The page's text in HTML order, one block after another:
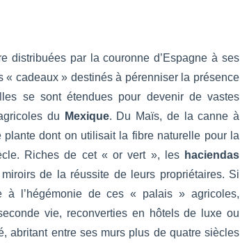
distribuées par la couronne d’Espagne à ses
cadeaux » destinés à pérenniser la présence
se sont étendues pour devenir de vastes
du
Mexique. Du Maïs, de la canne à
dont on utilisait la fibre naturelle pour la
Riches de cet « or vert », les haciendas
miroirs de la réussite de leurs propriétaires. Si
à l’hégémonie de ces « palais » agricoles,
vie, reconverties en hôtels de luxe ou
abritant entre ses murs plus de quatre siècles